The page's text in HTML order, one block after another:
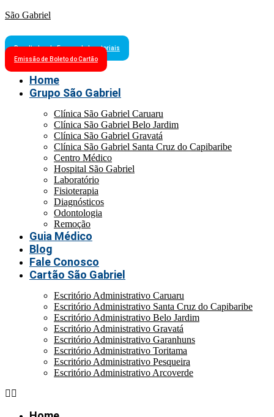
São Gabriel
Resultados de Exames Laboratoriais
Emissão de Boleto do Cartão
Home
Grupo São Gabriel
Clínica São Gabriel Caruaru
Clínica São Gabriel Belo Jardim
Clínica São Gabriel Gravatá
Clínica São Gabriel Santa Cruz do Capibaribe
Centro Médico
Hospital São Gabriel
Laboratório
Fisioterapia
Diagnósticos
Odontologia
Remoção
Guia Médico
Blog
Fale Conosco
Cartão São Gabriel
Escritório Administrativo Caruaru
Escritório Administrativo Santa Cruz do Capibaribe
Escritório Administrativo Belo Jardim
Escritório Administrativo Gravatá
Escritório Administrativo Garanhuns
Escritório Administrativo Toritama
Escritório Administrativo Pesqueira
Escritório Administrativo Arcoverde